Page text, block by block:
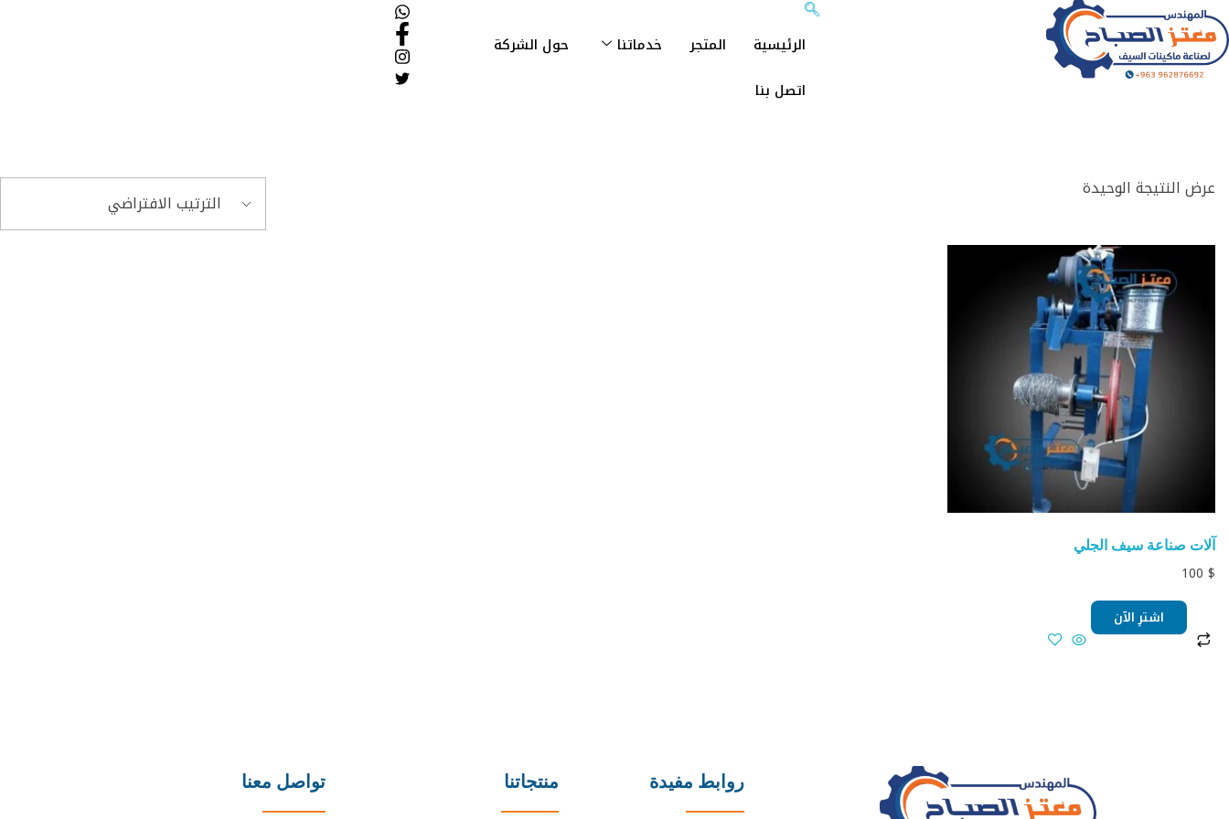
الرئيسية المتجر خدماتنا
حول الشركة
اتصل بنا
عرض النتيجة الوحيدة
آلات صناعة سيف الجلي
100 $
اشترِ الآن
روابط مفيدة منتجاتنا تواصل معنا